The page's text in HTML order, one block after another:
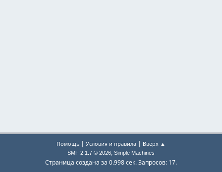
Помощь | Условия и правила | Вверх ▲
SMF 2.1.7 © 2026, Simple Machines
Страница создана за 0.998 сек. Запросов: 17.